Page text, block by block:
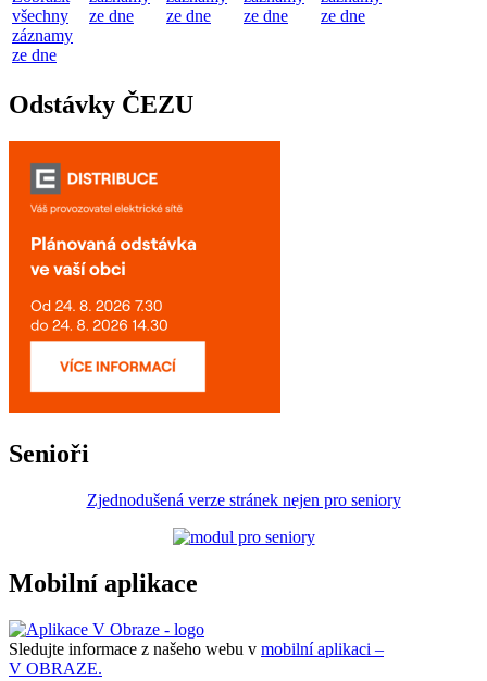
všechny
záznamy
ze dne
ze dne
ze dne
ze dne
ze dne
Odstávky ČEZU
Senioři
Zjednodušená verze stránek nejen pro seniory
Mobilní aplikace
Sledujte informace z našeho webu v mobilní aplikaci –
V OBRAZE.